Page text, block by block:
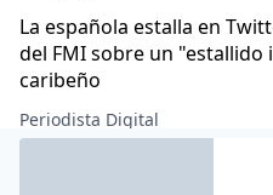
La española estalla en
del FMI sobre un
caribeño
Periodista Digital